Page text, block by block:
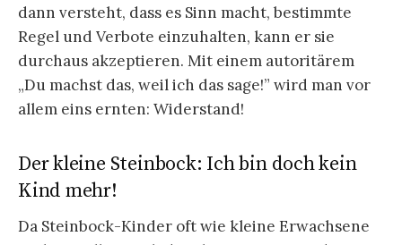
dann versteht, dass es Sinn macht, bestimmte
Regel und Verbote einzuhalten, kann er sie
durchaus akzeptieren. Mit einem autoritärem
„Du machst das, weil ich das sage!” wird man vor
allem eins ernten: Widerstand!
Der kleine Steinbock: Ich bin doch kein
Kind mehr!
Da Steinbock-Kinder oft wie kleine Erwachsene